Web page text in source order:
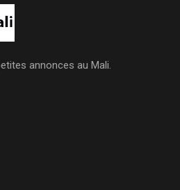
annonces au Mali.